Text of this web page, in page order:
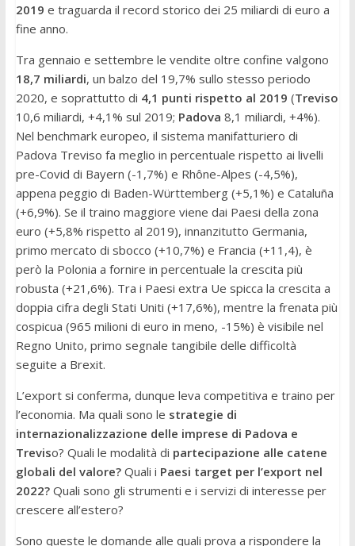
2019 e traguarda il record storico dei 25 miliardi di euro a
fine anno.
Tra gennaio e settembre le vendite oltre confine valgono
18,7 miliardi, un balzo del 19,7% sullo stesso periodo
2020, e soprattutto di 4,1 punti rispetto al 2019 (Treviso
10,6 miliardi, +4,1% sul 2019; Padova 8,1 miliardi, +4%).
Nel benchmark europeo, il sistema manifatturiero di
Padova Treviso fa meglio in percentuale rispetto ai livelli
pre-Covid di Bayern (-1,7%) e Rhône-Alpes (-4,5%),
appena peggio di Baden-Württemberg (+5,1%) e Cataluña
(+6,9%). Se il traino maggiore viene dai Paesi della zona
euro (+5,8% rispetto al 2019), innanzitutto Germania,
primo mercato di sbocco (+10,7%) e Francia (+11,4), è
però la Polonia a fornire in percentuale la crescita più
robusta (+21,6%). Tra i Paesi extra Ue spicca la crescita a
doppia cifra degli Stati Uniti (+17,6%), mentre la frenata più
cospicua (965 milioni di euro in meno, -15%) è visibile nel
Regno Unito, primo segnale tangibile delle difficoltà
seguite a Brexit.
L’export si conferma, dunque leva competitiva e traino per
l’economia. Ma quali sono le strategie di
internazionalizzazione delle imprese di Padova e
Treviso? Quali le modalità di partecipazione alle catene
globali del valore?Quali i Paesi target per l’export nel
2022?Quali sono gli strumenti e i servizi di interesse per
crescere all’estero?
Sono queste le domande alle quali prova a rispondere la